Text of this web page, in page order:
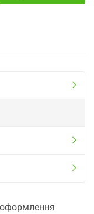
оформлення